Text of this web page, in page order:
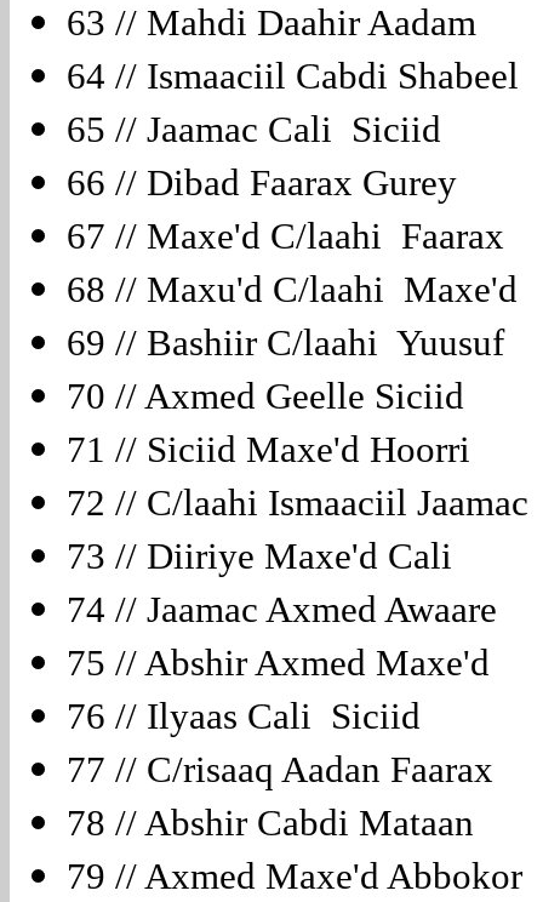
63 // Mahdi Daahir Aadam
64 // Ismaaciil Cabdi
65 // Jaamac Cali Siciid
66 // Dibad Faarax Gurey
67 // Maxe'd C/laahi Faarax
68 // Maxu'd C/laahi
69 // Bashiir C/laahi Yuusuf
70 // Axmed Geelle Siciid
71 // Siciid Maxe'd Hoorri
72 // C/laahi Ismaaciil
73 // Diiriye Maxe'd Cali
74 // Jaamac Axmed Awaare
75 // Abshir Axmed Maxe'd
76 // Ilyaas Cali Siciid
77 // C/risaaq Aadan Faarax
78 // Abshir Cabdi Mataan
79 // Axmed Maxe'd